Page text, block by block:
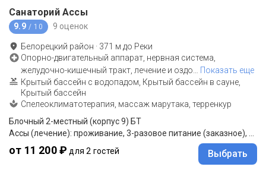
Санаторий Ассы
9.9 / 10 9 оценок
Белорецкий район · 371 м до Реки
Опорно-двигательный аппарат, нервная система,
желудочно-кишечный тракт, лечение и оздо
Показать еще
Крытый бассейн с водопадом, Крытый бассейн в сауне,
Крытый бассейн
Спелеоклиматотерапия, массаж марутака, терренкур
Блочный 2-местный (корпус 9) БТ
от 11 200 ₽ для 2 гостей Выбрать